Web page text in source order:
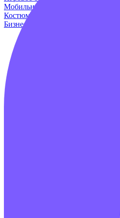
Мобильные аттракционы
Костюмы динозавров
Бизнес наборы